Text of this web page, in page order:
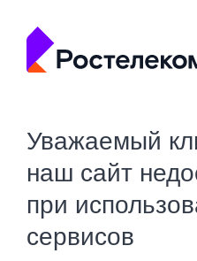
Уважаемый
наш сайт
при
сервисов